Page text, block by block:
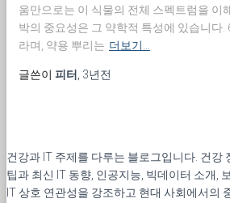
움만으로는 이 식물의 전체 스펙트럼을 이
박의 중요성은 그 약학적 특성에 있습니다
라며, 약용 뿌리는 더보기…
글쓴이 피터 , 3년전
건강과 IT 주제를 다루는 블로그입니다. 건강
팁과 최신 IT 동향, 인공지능, 빅데이터 소개,
IT 상호 연관성을 강조하고 현대 사회에서의